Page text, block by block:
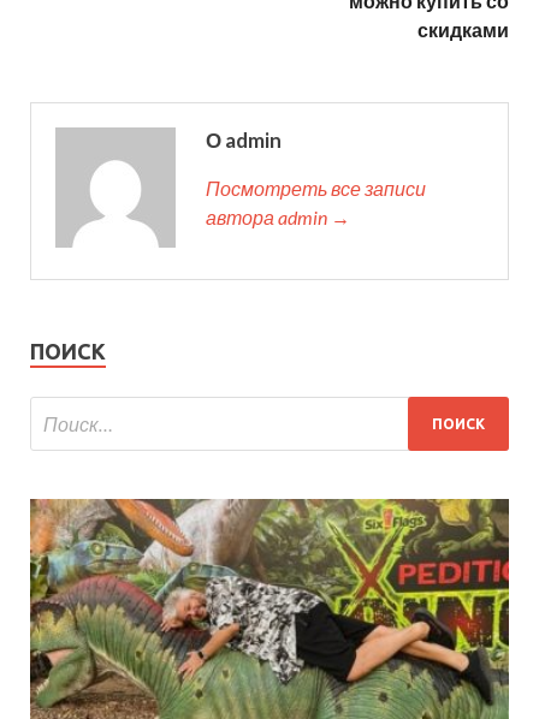
скидками
О admin
Посмотреть все записи
автора admin →
ПОИСК